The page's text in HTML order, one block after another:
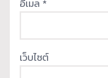
อีเมล *
เว็บไซต์